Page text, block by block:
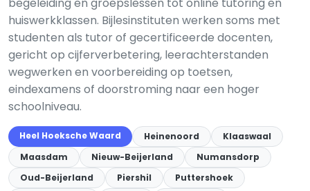
huiswerkklassen. Bijlesinstituten werken soms met
studenten als tutor of gecertificeerde docenten,
gericht op cijferverbetering, leerachterstanden
wegwerken en voorbereiding op toetsen,
eindexamens of doorstroming naar een hoger
schoolniveau.
Heel Hoeksche Waard Heinenoord
Klaaswaal
Maasdam
Nieuw-Beijerland
Numansdorp
Oud-Beijerland
Piershil
Puttershoek